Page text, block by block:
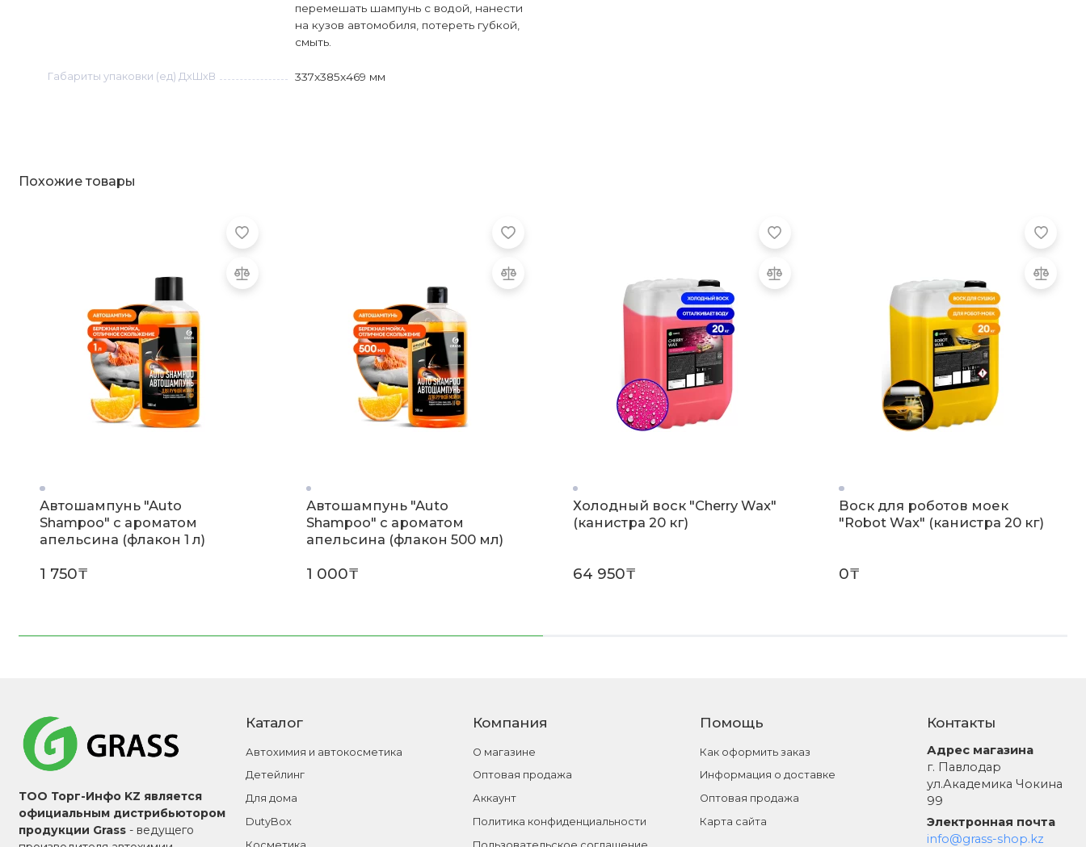
перемешать шампунь с водой, нанести
на кузов автомобиля, потереть губкой,
смыть.
Габариты упаковки (ед) ДхШхВ 337x385x469 мм
Похожие товары
Автошампунь "Auto
Shampoo" с ароматом
апельсина (флакон 1 л)
1 750₸
Автошампунь "Auto
Shampoo" с ароматом
апельсина (флакон 500 мл)
1 000₸
Холодный воск "Cherry Wax"
(канистра 20 кг)
64 950₸
Воск для роботов моек
"Robot Wax" (канистра 20 кг)
0₸
ТОО Торг-Инфо KZ является
официальным дистрибьютором
продукции Grass- ведущего
Каталог
Автохимия и автокосметика
Детейлинг
Для дома
DutyBox
Компания
О магазине
Оптовая продажа
Аккаунт
Политика конфиденциальности
Помощь
Как оформить заказ
Информация о доставке
Оптовая продажа
Карта сайта
Контакты
Адрес магазина
г. Павлодар
ул.Академика Чокина
99
Электронная почта
info@grass-shop.kz